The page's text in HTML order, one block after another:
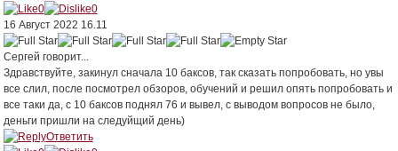
0
0
16 Август 2022 16.11
Сергей говорит...
Здравствуйте, закинул сначала 10 баксов, так сказать попробовать, но увы
все слил, после посмотрел обзоров, обучений и решил опять попробовать и
все таки да, с 10 баксов поднял 76 и вывел, с выводом вопросов не было,
деньги пришли на следуйщий день)
Ответить